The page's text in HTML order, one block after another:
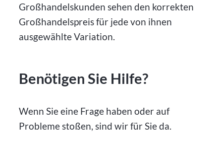
Großhandelskunden sehen den korrekten
Großhandelspreis für jede von ihnen
ausgewählte Variation.
Benötigen Sie Hilfe?
Wenn Sie eine Frage haben oder auf
Probleme stoßen, sind wir für Sie da.